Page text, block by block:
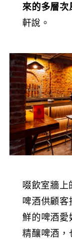
來的多層次
軒說。
啜飲室牆上
啤酒供顧
鮮的啤酒
精釀啤酒，